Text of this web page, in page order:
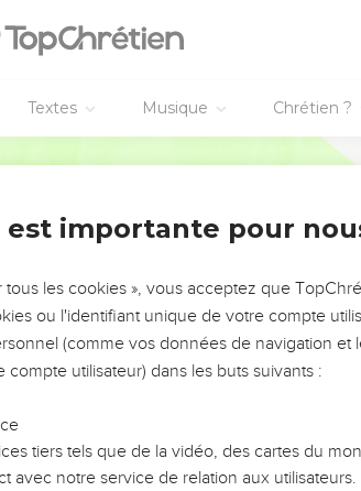
Textes Musique Chrétien ?
!
leur vision. Mais on voit
même que ce sont
sur les erreurs
afin que leurs erreurs
groupe ou une famille,
est importante pour
les cookies », vous acceptez que
ou l'identifiant unique de votre compte
(comme vos données de navigation et
utilisateur) dans les buts suivants :
tiers tels que de la vidéo, des cartes du
avec notre service de relation aux utilisateurs.